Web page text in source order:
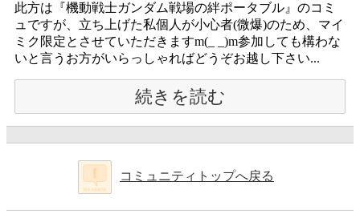
此方は『機動戦士ガンダム戦場の絆ポータブル』のコミ
ュですが、立ち上げた私個人が小心者(微爆)のため、マイ
ミク限定とさせていただきますm(_ _)m参加しても構わな
いと言うお方がいらっしゃればどうぞお越し下さい...
続きを読む
コミュニティトップへ戻る